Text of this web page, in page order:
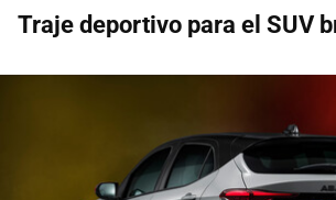
Traje deportivo para el SUV